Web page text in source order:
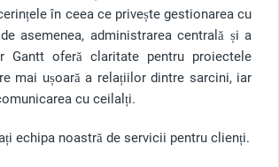
în ceea ce privește gestionarea cu
asemenea, administrarea centrală și a
Gantt oferă claritate pentru proiectele
mai ușoară a relațiilor dintre sarcini, iar
cu ceilalți.
echipa noastră de servicii pentru clienți.